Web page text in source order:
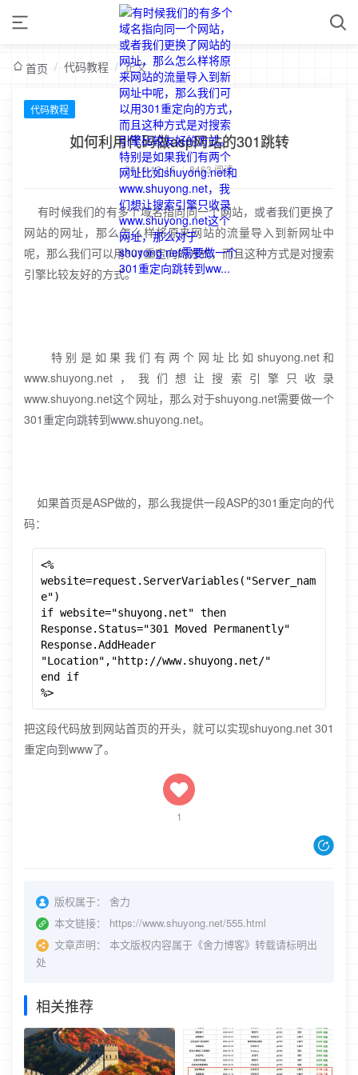
首页 / 代码教程 / 正文
代码教程
如何利用代码做asp网站的301跳转
2014-12-15 / 8463 阅读
有时候我们的有多个域名指向同一个网站，或者我们更换了
网站的网址，那么怎么样将原来网站的流量导入到新网址中
呢，那么我们可以用301重定向的方式，而且这种方式是对搜索
引擎比较友好的方式。
特别是如果我们有两个网址比如shuyong.net和
www.shuyong.net，我们想让搜索引擎只收录
www.shuyong.net这个网址，那么对于shuyong.net需要做一个
301重定向跳转到www.shuyong.net。
如果首页是ASP做的，那么我提供一段ASP的301重定向的代
码：
<%
website=request.ServerVariables("Server_nam
e")
if website="shuyong.net" then
Response.Status="301 Moved Permanently"
Response.AddHeader
"Location","http://www.shuyong.net/"
end if
%>
把这段代码放到网站首页的开头，就可以实现shuyong.net 301
重定向到www了。
1
版权属于：
舍力
本文链接：
https://www.shuyong.net/555.html
文章声明：
本文版权内容属于《舍力博客》转载请标明出
处
相关推荐